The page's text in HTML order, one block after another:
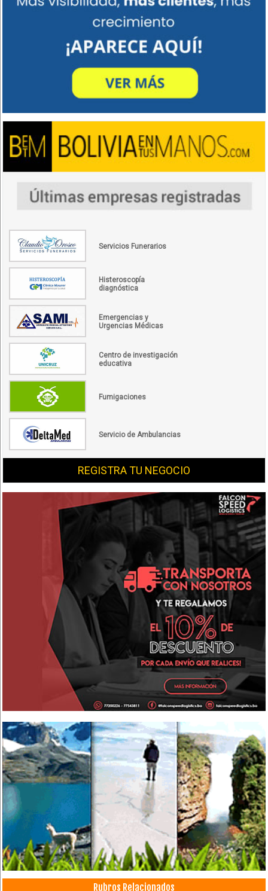
Servicios Funerarios
Histeroscopía
diagnóstica
Emergencias y
Urgencias Médicas
Centro de investigación
educativa
Fumigaciones
Servicio de Ambulancias
REGISTRA TU NEGOCIO
Rubros Relacionados